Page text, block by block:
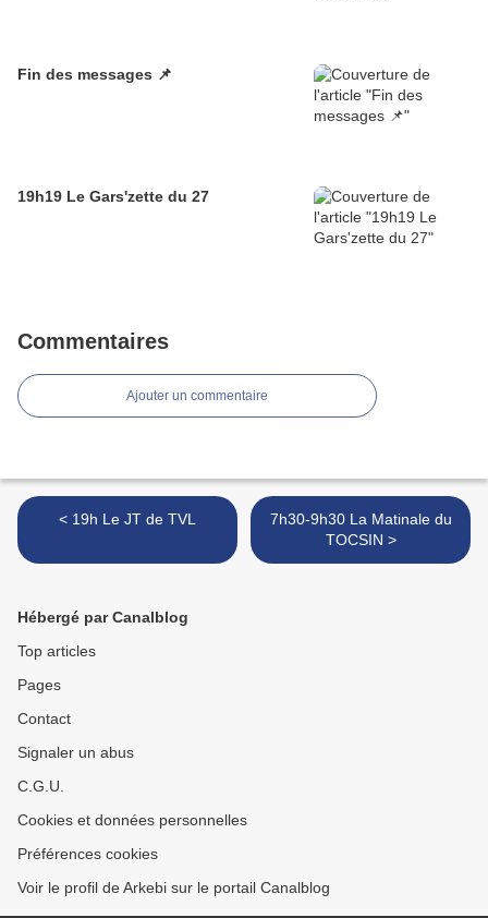
Fin des messages 📌
19h19 Le Gars'zette du 27
Commentaires
Ajouter un commentaire
< 19h Le JT de TVL
7h30-9h30 La Matinale du
TOCSIN >
Hébergé par Canalblog
Top articles
Pages
Contact
Signaler un abus
C.G.U.
Cookies et données personnelles
Préférences cookies
Voir le profil de Arkebi sur le portail Canalblog